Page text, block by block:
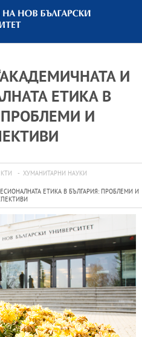
И
ЕТИКА В
И
ХУМАНИТАРНИ НАУКИ
ЕТИКА В БЪЛГАРИЯ: ПРОБЛЕМИ И